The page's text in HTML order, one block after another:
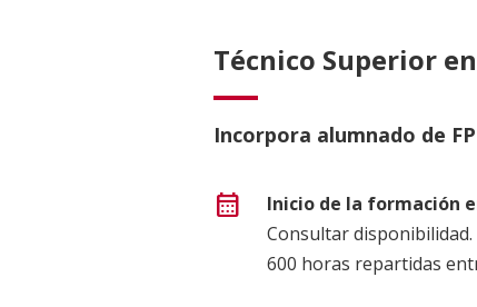
Técnico Superior
Incorpora alumnado de
calendar_month
Inicio de la formación
Consultar
600 horas repartidas